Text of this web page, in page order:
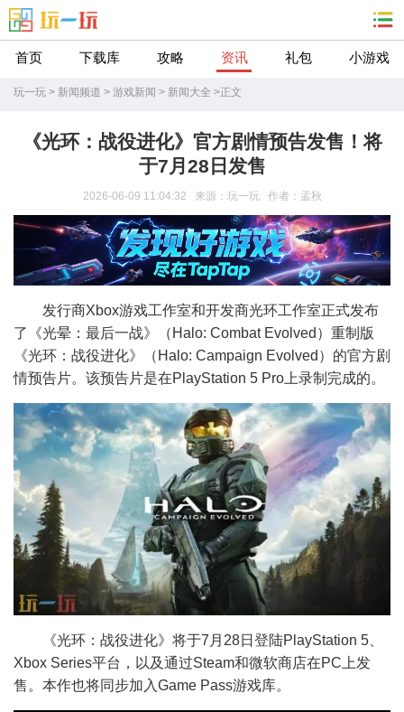
首页 下载库 攻略 资讯 礼包 小游戏
玩一玩 > 新闻频道 > 游戏新闻 > 新闻大全 >正文
《光环：战役进化》官方剧情预告发售！将
于7月28日发售
2026-06-09 11:04:32 来源：玩一玩 作者：孟秋
发行商Xbox游戏工作室和开发商光环工作室正式发布
了《光晕：最后一战》（Halo: Combat Evolved）重制版
《光环：战役进化》（Halo: Campaign Evolved）的官方剧
情预告片。该预告片是在PlayStation 5 Pro上录制完成的。
《光环：战役进化》将于7月28日登陆PlayStation 5、
Xbox Series平台，以及通过Steam和微软商店在PC上发
售。本作也将同步加入Game Pass游戏库。